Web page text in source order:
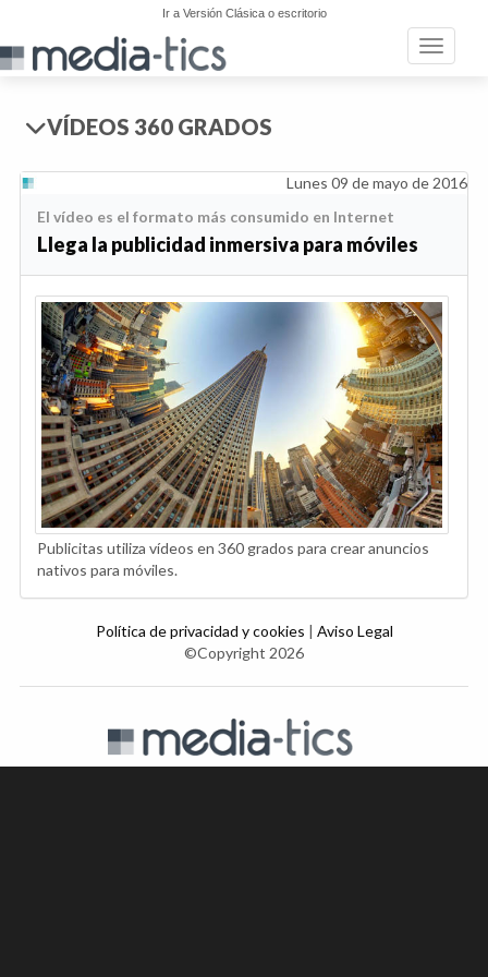
Ir a Versión Clásica o escritorio
Toggle
VÍDEOS 360 GRADOS
Lunes 09 de mayo de 2016
El vídeo es el formato más consumido en Internet
Llega la publicidad inmersiva para móviles
Publicitas utiliza vídeos en 360 grados para crear anuncios
nativos para móviles.
Política de privacidad y cookies | Aviso Legal
©Copyright 2026